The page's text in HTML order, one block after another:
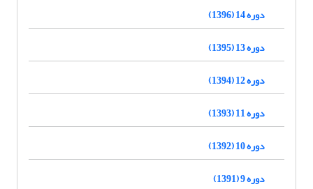
دوره 14 (1396)
دوره 13 (1395)
دوره 12 (1394)
دوره 11 (1393)
دوره 10 (1392)
دوره 9 (1391)